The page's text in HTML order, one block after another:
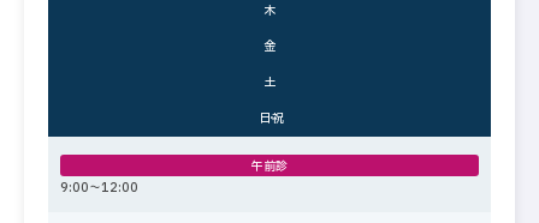
木
金
土
日・祝
午前診
9:00〜12:00